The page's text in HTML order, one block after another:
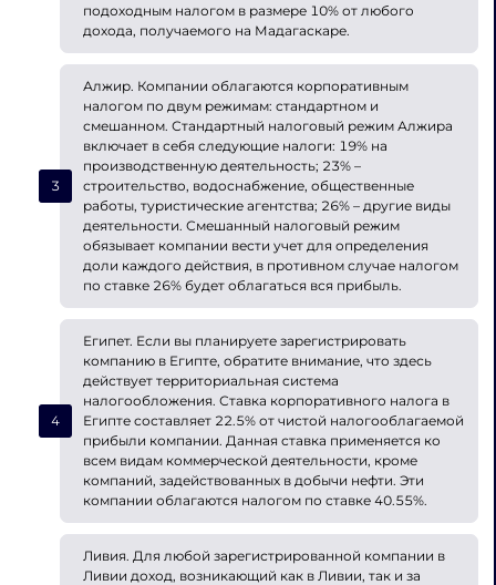
подоходным налогом в размере 10% от любого
дохода, получаемого на Мадагаскаре.
Алжир. Компании облагаются корпоративным
налогом по двум режимам: стандартном и
смешанном. Стандартный налоговый режим Алжира
включает в себя следующие налоги: 19% на
производственную деятельность; 23% –
строительство, водоснабжение, общественные
работы, туристические агентства; 26% – другие виды
деятельности. Смешанный налоговый режим
обязывает компании вести учет для определения
доли каждого действия, в противном случае налогом
по ставке 26% будет облагаться вся прибыль.
Египет. Если вы планируете зарегистрировать
компанию в Египте, обратите внимание, что здесь
действует территориальная система
налогообложения. Ставка корпоративного налога в
Египте составляет 22.5% от чистой налогооблагаемой
прибыли компании. Данная ставка применяется ко
всем видам коммерческой деятельности, кроме
компаний, задействованных в добычи нефти. Эти
компании облагаются налогом по ставке 40.55%.
Ливия. Для любой зарегистрированной компании в
Ливии доход, возникающий как в Ливии, так и за